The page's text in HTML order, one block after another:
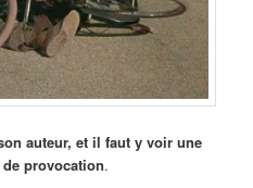
auteur, et il faut y voir une
provocation.